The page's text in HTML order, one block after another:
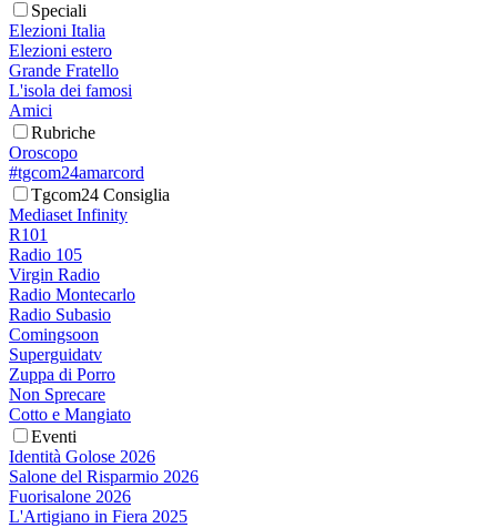
Speciali
Elezioni Italia
Elezioni estero
Grande Fratello
L'isola dei famosi
Amici
Rubriche
Oroscopo
#tgcom24amarcord
Tgcom24 Consiglia
Mediaset Infinity
R101
Radio 105
Virgin Radio
Radio Montecarlo
Radio Subasio
Comingsoon
Superguidatv
Zuppa di Porro
Non Sprecare
Cotto e Mangiato
Eventi
Identità Golose 2026
Salone del Risparmio 2026
Fuorisalone 2026
L'Artigiano in Fiera 2025